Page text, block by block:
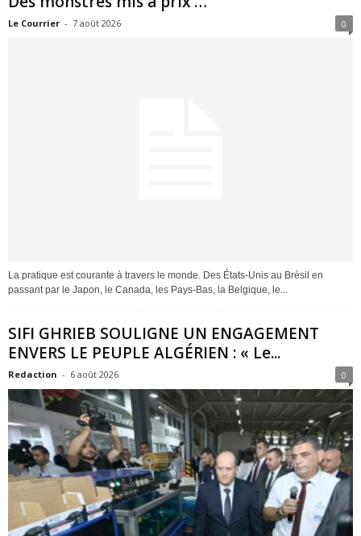
Le Courrier - 7 août 2026 0
La pratique est courante à travers le monde. Des États-Unis au Brésil en
passant par le Japon, le Canada, les Pays-Bas, la Belgique, le...
SIFI GHRIEB SOULIGNE UN ENGAGEMENT
ENVERS LE PEUPLE ALGÉRIEN : « Le...
Redaction - 6 août 2026 0